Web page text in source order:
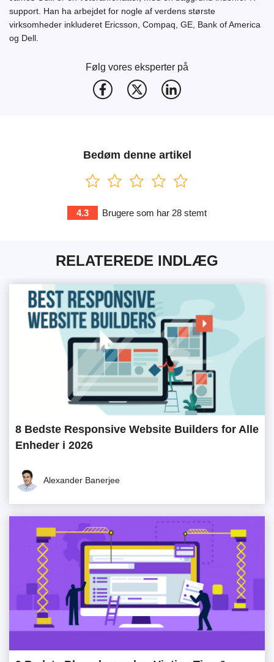
support. Han ha arbejdet for nogle af verdens største
virksomheder inkluderet Ericsson, Compaq, GE, Bank of America
og Dell.
Følg vores eksperter på
Bedøm denne artikel
4.3 Brugere som har 28 stemt
RELATEREDE INDLÆG
8 Bedste Responsive Website Builders for Alle
Enheder i 2026
Alexander Banerjee